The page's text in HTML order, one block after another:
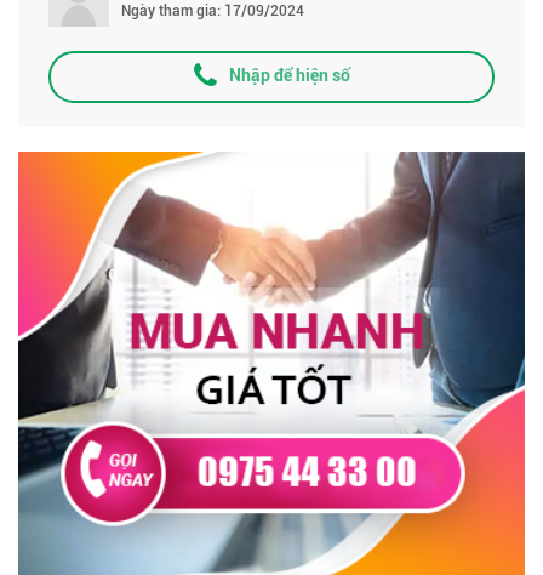
Ngày tham gia: 17/09/2024
Nhập để hiện số